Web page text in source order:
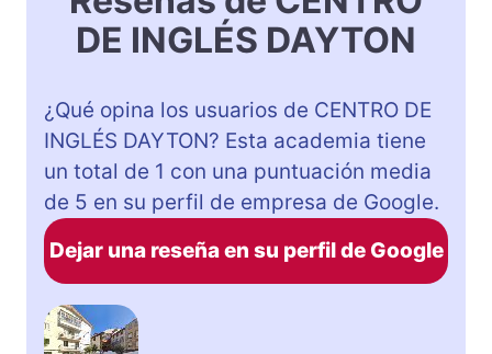
DE INGLÉS DAYTON
¿Qué opina los usuarios de CENTRO DE
INGLÉS DAYTON? Esta academia tiene
un total de 1 con una puntuación media
de 5 en su perfil de empresa de Google.
Dejar una reseña en su perfil de Google